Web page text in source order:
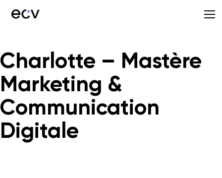
Charlotte – Mastère
Marketing &
Communication
Digitale